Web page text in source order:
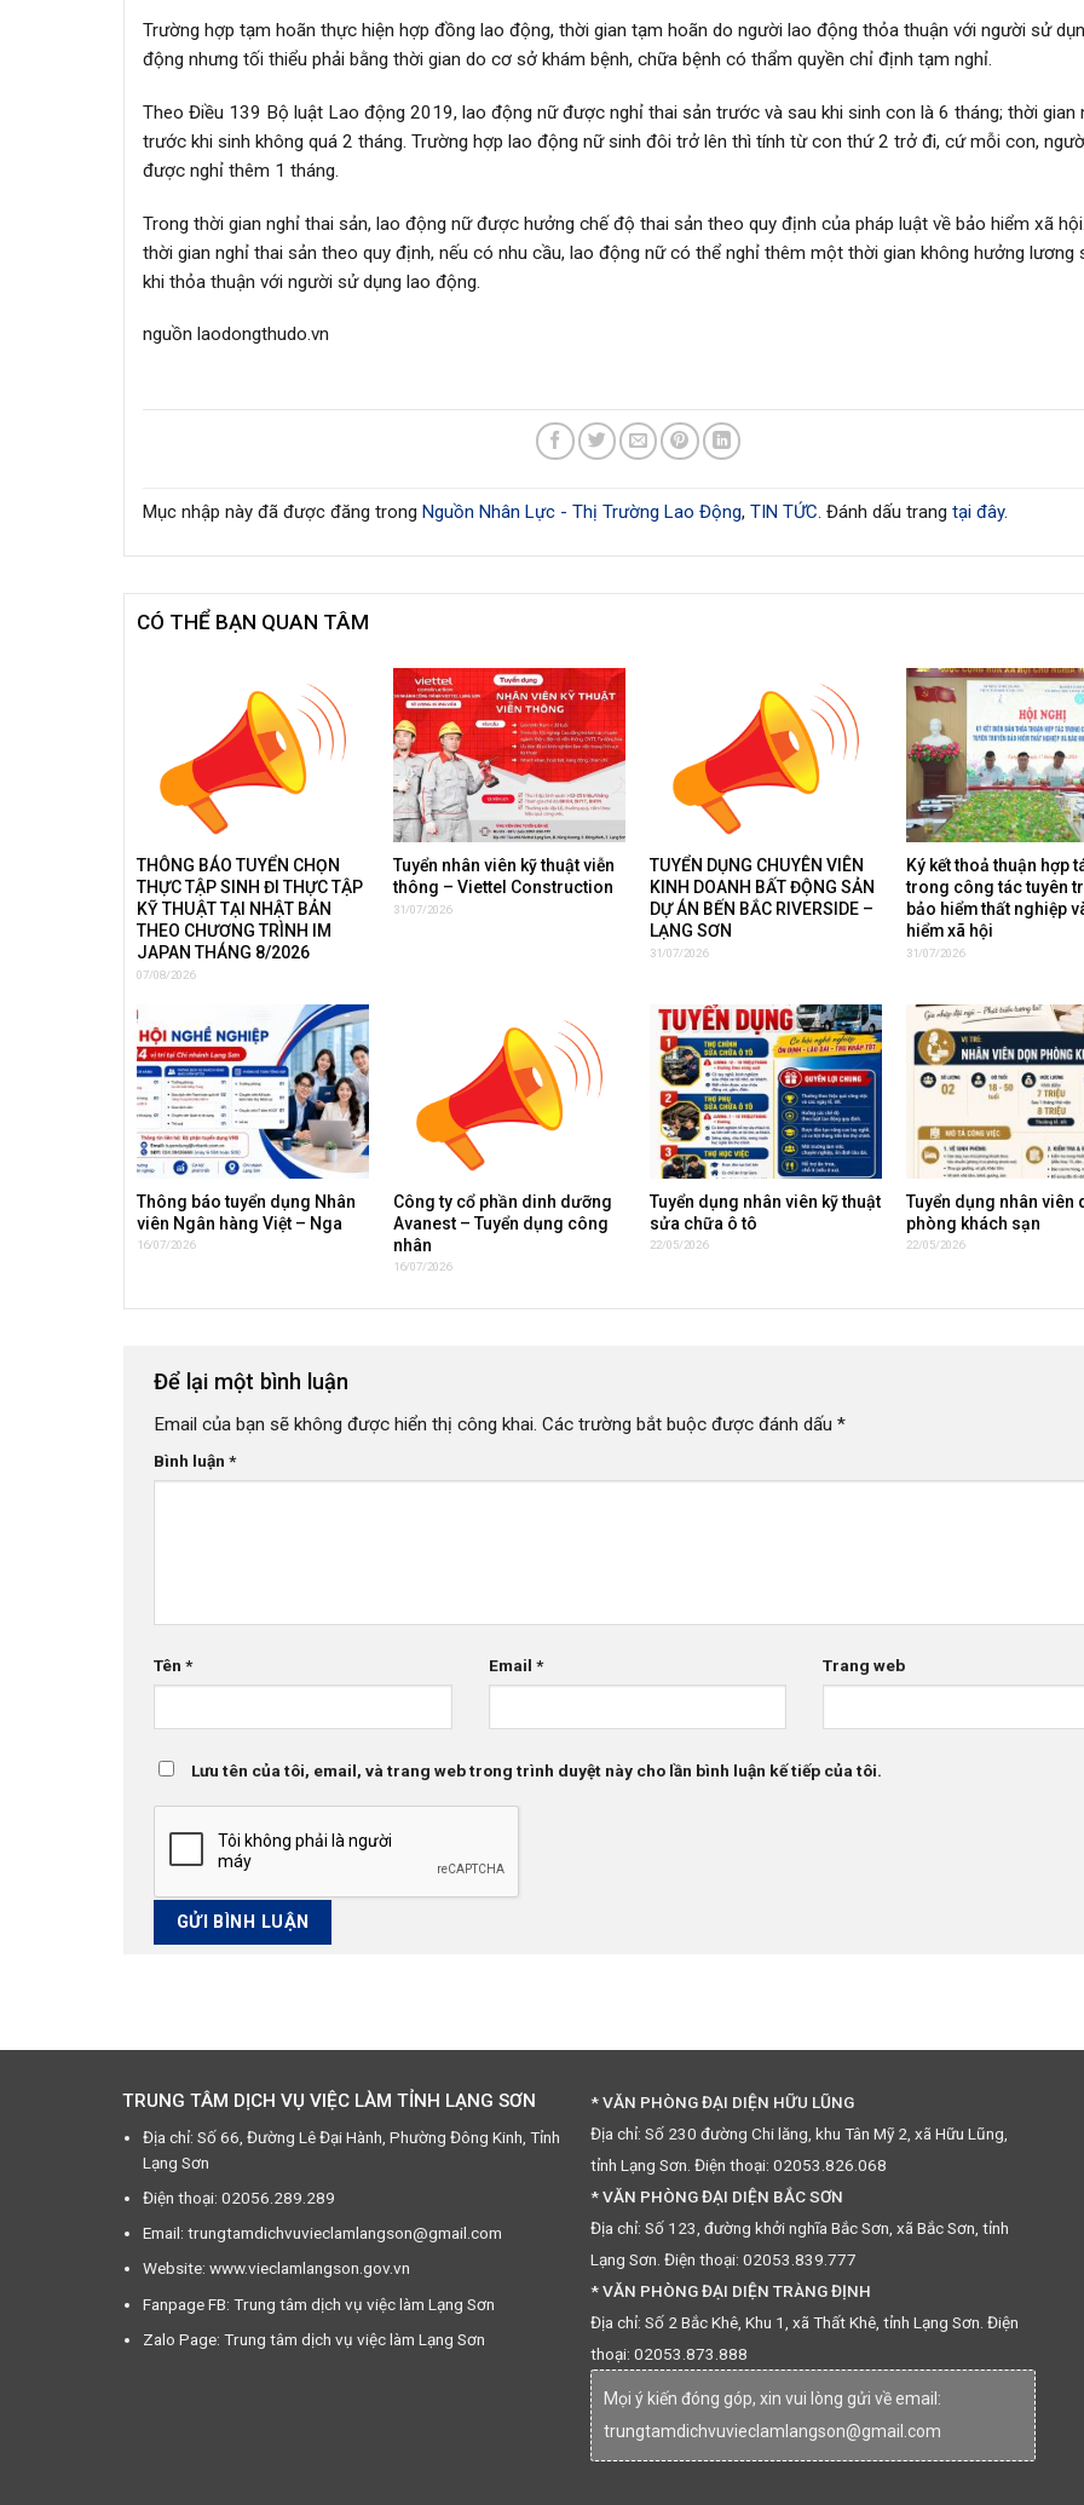
Trường hợp tạm hoãn thực hiện hợp đồng lao động, thời gian tạm hoãn do người lao động thỏa thuận với người sử
động nhưng tối thiểu phải bằng thời gian do cơ sở khám bệnh, chữa bệnh có thẩm quyền chỉ định tạm nghỉ.
Theo Điều 139 Bộ luật Lao động 2019, lao động nữ được nghỉ thai sản trước và sau khi sinh con là 6 tháng; thời gian
trước khi sinh không quá 2 tháng. Trường hợp lao động nữ sinh đôi trở lên thì tính từ con thứ 2 trở đi, cứ mỗi con,
được nghỉ thêm 1 tháng.
Trong thời gian nghỉ thai sản, lao động nữ được hưởng chế độ thai sản theo quy định của pháp luật về bảo hiểm xã
thời gian nghỉ thai sản theo quy định, nếu có nhu cầu, lao động nữ có thể nghỉ thêm một thời gian không hưởng lương
khi thỏa thuận với người sử dụng lao động.
nguồn laodongthudo.vn
Mục nhập này đã được đăng trong Nguồn Nhân Lực - Thị Trường Lao Động, TIN TỨC. Đánh dấu trang tại đây.
CÓ THỂ BẠN QUAN TÂM
THÔNG BÁO TUYỂN CHỌN
THỰC TẬP SINH ĐI THỰC TẬP
KỸ THUẬT TẠI NHẬT BẢN
THEO CHƯƠNG TRÌNH IM
JAPAN THÁNG 8/2026
07/08/2026
Tuyển nhân viên kỹ thuật viễn
thông – Viettel Construction
31/07/2026
TUYỂN DỤNG CHUYÊN VIÊN
KINH DOANH BẤT ĐỘNG SẢN
DỰ ÁN BẾN BẮC RIVERSIDE –
LẠNG SƠN
31/07/2026
Ký kết thoả thuận hợp
trong công tác tuyên
bảo hiểm thất nghiệp
hiểm xã hội
31/07/2026
Thông báo tuyển dụng Nhân
viên Ngân hàng Việt – Nga
16/07/2026
Công ty cổ phần dinh dưỡng
Avanest – Tuyển dụng công
nhân
16/07/2026
Tuyển dụng nhân viên kỹ thuật
sửa chữa ô tô
22/05/2026
Tuyển dụng nhân viên
phòng khách sạn
22/05/2026
Để lại một bình luận
Email của bạn sẽ không được hiển thị công khai. Các trường bắt buộc được đánh dấu *
Bình luận *
Tên * Email * Trang web
Lưu tên của tôi, email, và trang web trong trình duyệt này cho lần bình luận kế tiếp của tôi.
TRUNG TÂM DỊCH VỤ VIỆC LÀM TỈNH LẠNG SƠN
Địa chỉ: Số 66, Đường Lê Đại Hành, Phường Đông Kinh, Tỉnh
Lạng Sơn
Điện thoại: 02056.289.289
Email: trungtamdichvuvieclamlangson@gmail.com
Website: www.vieclamlangson.gov.vn
Fanpage FB: Trung tâm dịch vụ việc làm Lạng Sơn
Zalo Page: Trung tâm dịch vụ việc làm Lạng Sơn
* VĂN PHÒNG ĐẠI DIỆN HỮU LŨNG
Địa chỉ: Số 230 đường Chi lăng, khu Tân Mỹ 2, xã Hữu Lũng,
tỉnh Lạng Sơn. Điện thoại: 02053.826.068
* VĂN PHÒNG ĐẠI DIỆN BẮC SƠN
Địa chỉ: Số 123, đường khởi nghĩa Bắc Sơn, xã Bắc Sơn, tỉnh
Lạng Sơn. Điện thoại: 02053.839.777
* VĂN PHÒNG ĐẠI DIỆN TRÀNG ĐỊNH
Địa chỉ: Số 2 Bắc Khê, Khu 1, xã Thất Khê, tỉnh Lạng Sơn. Điện
thoại: 02053.873.888
Mọi ý kiến đóng góp, xin vui lòng gửi về email:
trungtamdichvuvieclamlangson@gmail.com